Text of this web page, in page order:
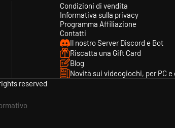
Condizioni di vendita
Informativa sulla privacy
Programma Affiliazione
Contatti
Il nostro Server Discord e Bot
Riscatta una Gift Card
Blog
Novità sui videogiochi, per PC e
reserved